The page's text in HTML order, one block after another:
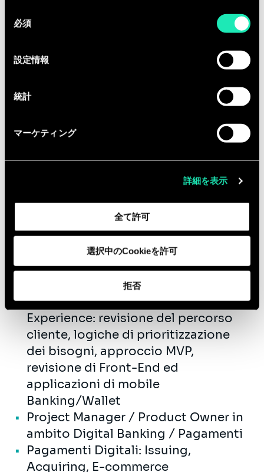
必須
設定情報
統計
マーケティング
詳細を表示
全て許可
選択中のCookieを許可
拒否
seminari di settore, supporto alla
Qualifications
laurea Magistrale in
materie economico-scientifiche
Ingegneria Gestionale e tutte
le discipline afferenti all’area STEM)
esperienzamaturata presso
società di consulenza o presso
aziende particolarmente innovative
del settore banking in almeno due dei
Customer Journey and Customer
Experience: revisione del percorso
cliente, logiche di prioritizzazione
dei bisogni, approccio MVP,
revisione di Front-End ed
applicazioni di mobile
Banking/Wallet
Project Manager / Product Owner in
ambito Digital Banking / Pagamenti
Pagamenti Digitali: Issuing,
Acquiring, E-commerce